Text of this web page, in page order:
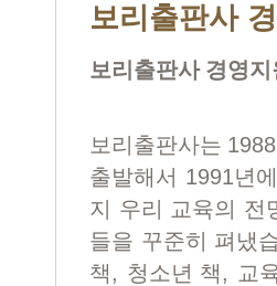
보리출판사
보리출판사 경영
보리출판사는 1988
출발해서 1991년에
지 우리 교육의 전
들을 꾸준히 펴냈
책 , 청소년 책 , 교